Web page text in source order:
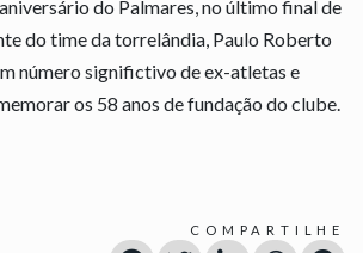
do Palmares, no último final de
do time da torrelândia, Paulo Roberto
número significtivo de ex-atletas e
os 58 anos de fundação do clube.
COMPARTILHE